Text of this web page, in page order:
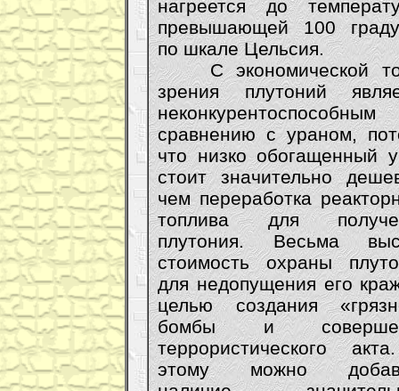
нагреется до
превышающей 100
по шкале Цельсия.
С экономической
зрения плутоний
сравнению с ураном,
что низко обогащенный
стоит значительно
чем переработка
топлива для
плутония. Весьма
стоимость охраны
для недопущения его
целью создания
бомбы и
террористического
этому можно